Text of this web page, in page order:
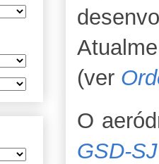
(ver
O
GSD-SJ